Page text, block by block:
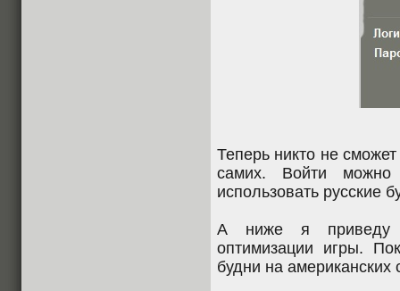
Теперь никто не
самих. Войти
использовать русские
А ниже я приведу
оптимизации игры.
будни на американских